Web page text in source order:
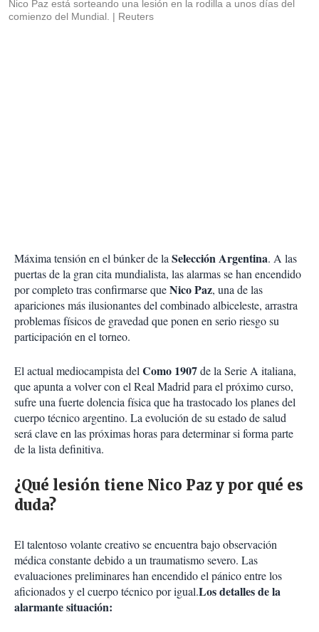
Nico Paz está sorteando una lesión en la rodilla a unos días del
comienzo del Mundial.
Reuters
Máxima tensión en el búnker de laSelección Argentina. A las
puertas de la gran cita mundialista, las alarmas se han encendido
por completo tras confirmarse queNico Paz, una de las
apariciones más ilusionantes del combinado albiceleste, arrastra
problemas físicos de gravedad que ponen en serio riesgo su
participación en el torneo.
El actual mediocampista delComo 1907de la Serie A italiana,
que apunta a volver con el Real Madrid para el próximo curso,
sufre una fuerte dolencia física que ha trastocado los planes del
cuerpo técnico argentino. La evolución de su estado de salud
será clave en las próximas horas para determinar si forma parte
de la lista definitiva.
¿Qué lesión tiene Nico Paz y por qué es
duda?
El talentoso volante creativo se encuentra bajo observación
médica constante debido a un traumatismo severo. Las
evaluaciones preliminares han encendido el pánico entre los
aficionados y el cuerpo técnico por igual.Los detalles de la
alarmante situación: